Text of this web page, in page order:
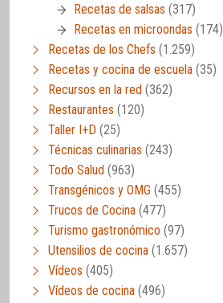
Recetas de salsas (317)
Recetas en microondas (174)
Recetas de los Chefs (1.259)
Recetas y cocina de escuela (35)
Recursos en la red (362)
Restaurantes (120)
Taller I+D (25)
Técnicas culinarias (243)
Todo Salud (963)
Transgénicos y OMG (455)
Trucos de Cocina (477)
Turismo gastronómico (97)
Utensilios de cocina (1.657)
Vídeos (405)
Vídeos de cocina (496)